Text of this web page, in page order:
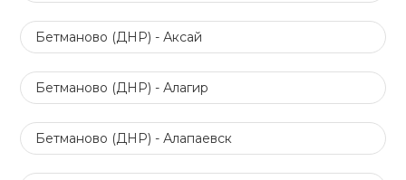
Бетманово (ДНР) - Аксай
Бетманово (ДНР) - Алагир
Бетманово (ДНР) - Алапаевск